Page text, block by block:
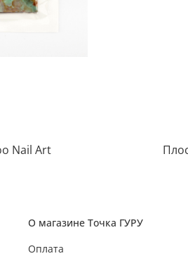
Nail Art
О магазине Точка ГУРУ
Оплата